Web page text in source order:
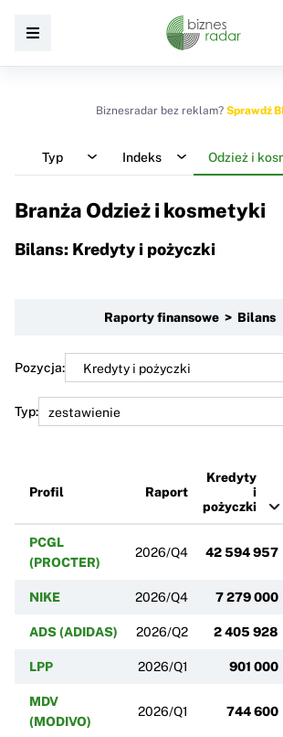
Biznesradar bez reklam? Sprawdź
Typ Indeks Odzież i
Branża Odzież i kosmetyki
Bilans: Kredyty i pożyczki
Raporty finansowe > Bilans
Pozycja:
Typ:
Profil Raport
Kredyty
i
pożyczki
PCGL
(PROCTER)
2026/Q4 42 594 957
NIKE 2026/Q4 7 279 000
ADS (ADIDAS) 2026/Q2 2 405 928
LPP 2026/Q1 901 000
MDV
(MODIVO)
2026/Q1 744 600